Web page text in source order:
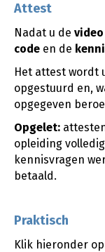
Attest
Nadat u de video
code en de
Het attest wordt
opgestuurd en,
opgegeven
Opgelet:
opleiding
kennisvragen
betaald.
Praktisch
Klik hieronder